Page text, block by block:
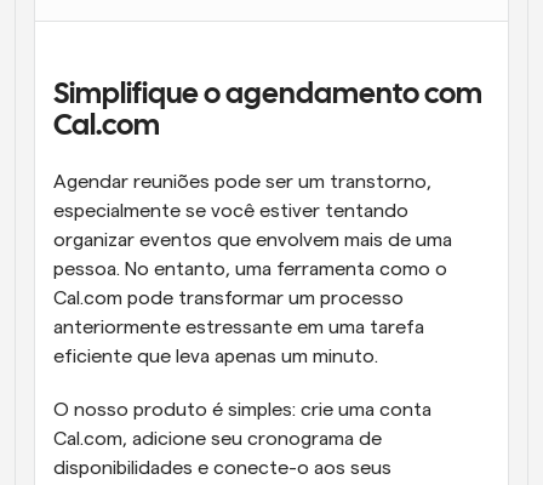
Blogue
Mantenha-se atualizado com as últimas notícias e
Reuniões Instantâneas
Reunião com clientes em minutos
Links de Grupo Dinâmico
Agende reuniões de forma fluida com várias pessoas
Receba notificações quando algo acontecer
Simplifique o agendamento com
Cal.com
Agendar reuniões pode ser um transtorno,
especialmente se você estiver tentando
organizar eventos que envolvem mais de uma
pessoa. No entanto, uma ferramenta como o
Cal.com pode transformar um processo
anteriormente estressante em uma tarefa
eficiente que leva apenas um minuto.
O nosso produto é simples: crie uma conta
Cal.com, adicione seu cronograma de
disponibilidades e conecte-o aos seus